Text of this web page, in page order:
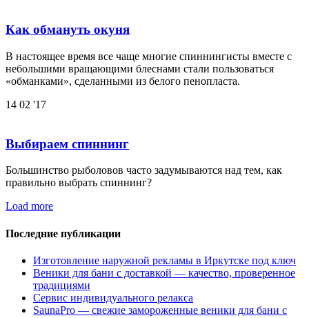
Как обмануть окуня
В настоящее время все чаще многие спиннингисты вместе с
небольшими вращающими блеснами стали пользоваться
«обманками», сделанными из белого пенопласта.
14 02 '17
Выбираем спиннинг
Большинство рыболовов часто задумываются над тем, как
правильно выбрать спиннинг?
Load more
Последние публикации
Изготовление наружной рекламы в Иркутске под ключ
Веники для бани с доставкой — качество, проверенное
традициями
Сервис индивидуального релакса
SaunaPro — свежие замороженные веники для бани с